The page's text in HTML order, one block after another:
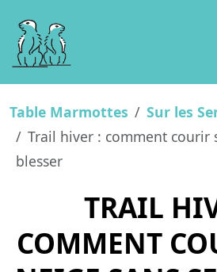
Table Marmottes
Sur les
Trail hiver : comment courir
blesser
TRAIL
COMMENT